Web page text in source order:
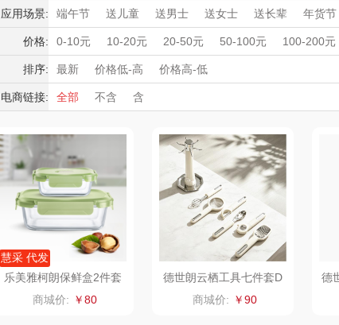
MOVA 匠心萌宠 YOTTOY
星巴克（杯壶/包
袋）
蔬果园（代理商）
纽曼Newmine
（线上款）
百草味（代理商） LUING BOX 立白（包销款）
康宁 京意之选
罗莱超柔床品 奈雪茶院 奈雪的茶
悦滋木 丝丽诺妃 睿嫣润膏
爱润丝婷 形象派
应用场景: 端午节 送儿童 送男士 送女士 送长辈 年货节
积分礼品
周年庆礼品 春游踏青 开学季礼品 毕
暖冬好物
外事出国 入职礼
高端送礼
开业乔迁 乡村振兴 定制案例 珠宝礼
保险礼品
建材礼品 政企单位 房地产礼品 汽车
母亲节
父亲节 儿童节 中秋节 建军节
价格: 0-10元 10-20元 20-50元 50-100元 100-200元
排序: 最新 价格低-高 价格高-低
电商链接: 全部 不含 含
慧采 代发
乐美雅柯朗保鲜盒2件套
X1243
商城价: ￥80
德世朗云栖工具七件套D
FS-TZ3008-7A
商城价: ￥90
德